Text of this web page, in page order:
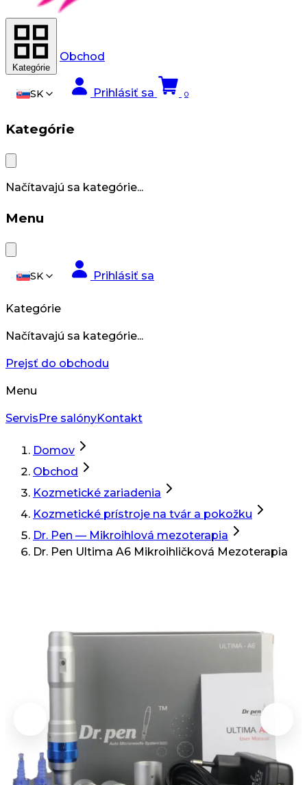
Kategórie
Obchod
SK Prihlásiť sa 0
Kategórie
Načítavajú sa kategórie...
Menu
SK Prihlásiť sa
Kategórie
Načítavajú sa kategórie...
Prejsť do obchodu
Menu
Servis Pre salónyKontakt
Domov
Obchod
Kozmetické zariadenia
Kozmetické prístroje na tvár a pokožku
Dr. Pen — Mikroihlová mezoterapia
Dr. Pen Ultima A6 Mikroihličková Mezoterapia